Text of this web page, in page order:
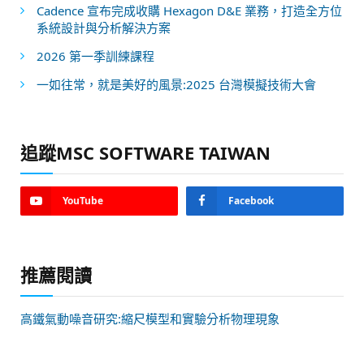
Cadence 宣布完成收購 Hexagon D&E 業務，打造全方位
系統設計與分析解決方案
2026 第一季訓練課程
一如往常，就是美好的風景:2025 台灣模擬技術大會
追蹤MSC SOFTWARE TAIWAN
YouTube Facebook
推薦閱讀
高鐵氣動噪音研究:縮尺模型和實驗分析物理現象